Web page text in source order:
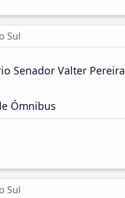
Sul
Senador Valter Pereira
Ómnibus
Sul